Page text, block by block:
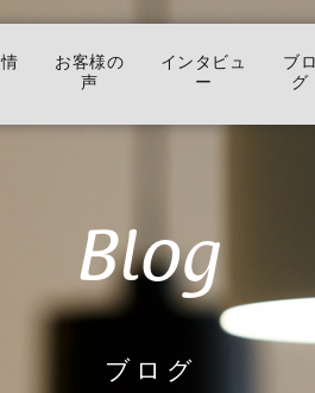
お客様の
声
インタビュ
ー
ブロ
グ
Blog
ブログ